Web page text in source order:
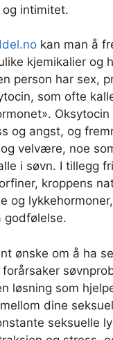
og intimitet.
kan man å
kjemikalier og
person har sex,
som ofte
og angst, og
velvære, noe
i søvn. I tillegg
kroppens
og
godfølelse.
ønske om å ha
løsning som
dine
seksuelle